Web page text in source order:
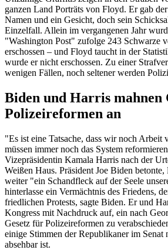
ganzen Land Porträts von Floyd. Er gab
Namen und ein Gesicht, doch sein
Einzelfall. Allein im vergangenen Jahr
"Washington Post" zufolge 243 Schwarze
erschossen – und Floyd taucht in der
wurde er nicht erschossen. Zu einer
wenigen Fällen, noch seltener werden
Biden und Harris mahnen
Polizeireformen an
"Es ist eine Tatsache, dass wir noch Arbeit
müssen immer noch das System
Vizepräsidentin Kamala Harris nach der
Weißen Haus. Präsident Joe Biden betonte,
weiter "ein Schandfleck auf der Seele
hinterlasse ein Vermächtnis des Friedens,
friedlichen Protests, sagte Biden. Er und
Kongress mit Nachdruck auf, ein nach
Gesetz für Polizeireformen zu
einige Stimmen der Republikaner im Senat
absehbar ist.